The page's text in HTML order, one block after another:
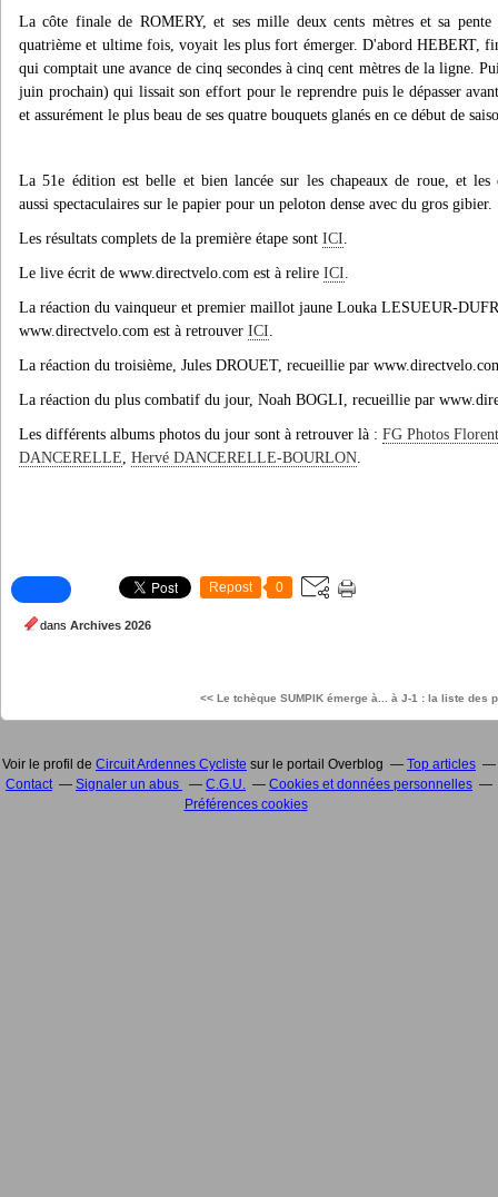
La côte finale de ROMERY, et ses mille deux cents mètres et sa
quatrième et ultime fois, voyait les plus fort émerger. D'abord HEBERT,
qui comptait une avance de cinq secondes à cinq cent mètres de la ligne.
juin prochain) qui lissait son effort pour le reprendre puis le dépasser
et assurément le plus beau de ses quatre bouquets glanés en ce début de
La 51e édition est belle et bien lancée sur les chapeaux de roue, et
aussi spectaculaires sur le papier pour un peloton dense avec du gros gibier.
Les résultats complets de la première étape sont ICI.
Le live écrit de www.directvelo.com est à relire ICI.
La réaction du vainqueur et premier maillot jaune Louka LESUEUR-
www.directvelo.com est à retrouver ICI.
La réaction du troisième, Jules DROUET, recueillie par
La réaction du plus combatif du jour, Noah BOGLI, recueillie par
Les différents albums photos du jour sont à retrouver là : FG Photos
DANCERELLE, Hervé DANCERELLE-BOURLON.
Repost 0
dans Archives 2026
<< Le tchèque SUMPIK émerge à... à J-1 : la liste des
Voir le profil de Circuit Ardennes Cycliste sur le portail Overblog
Top articles
Contact
Signaler un abus C.G.U.
Cookies et données personnelles
Préférences cookies